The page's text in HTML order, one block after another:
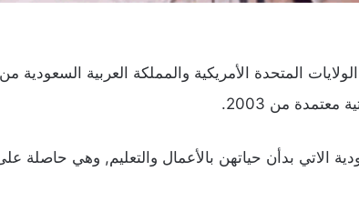
المتحدة الأمريكية والمملكة العربية السعودية من
من 2003.
الاتي بدأن حياتهن بالأعمال والتعليم, وهي